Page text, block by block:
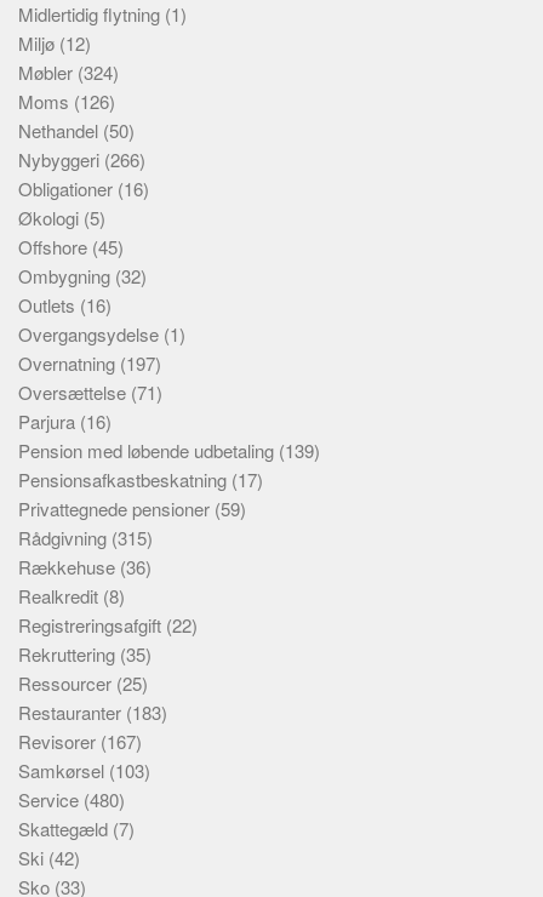
Midlertidig flytning (1)
Miljø (12)
Møbler (324)
Moms (126)
Nethandel (50)
Nybyggeri (266)
Obligationer (16)
Økologi (5)
Offshore (45)
Ombygning (32)
Outlets (16)
Overgangsydelse (1)
Overnatning (197)
Oversættelse (71)
Parjura (16)
Pension med løbende udbetaling (139)
Pensionsafkastbeskatning (17)
Privattegnede pensioner (59)
Rådgivning (315)
Rækkehuse (36)
Realkredit (8)
Registreringsafgift (22)
Rekruttering (35)
Ressourcer (25)
Restauranter (183)
Revisorer (167)
Samkørsel (103)
Service (480)
Skattegæld (7)
Ski (42)
Sko (33)